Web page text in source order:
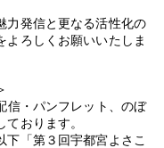
力発信と更なる活性化の
よろしくお願いいたしま
信・パンフレット、のぼ
ております。
下「第３回宇都宮よさこ